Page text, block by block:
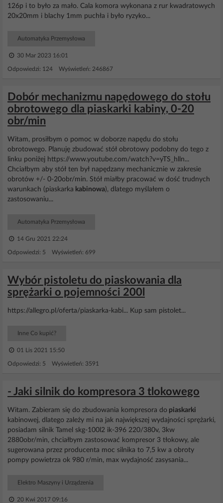
126p i to było za mało. Cala komora wykonana z rur kwadratowych
20x20mm i blachy 1mm puchła i było ryzyko...
Automatyka Przemysłowa
30 Mar 2023 16:01
Odpowiedzi: 124 Wyświetleń: 246867
Dobór mechanizmu napędowego do stołu
obrotowego dla piaskarki kabiny, 0-20
obr/min
Witam, prosiłbym o pomoc w doborze napędu do stołu
obrotowego. Planuję zbudować stół obrotowy podobny do tego z
linku poniżej https://www.youtube.com/watch?v=yTS_hlln...
Chciałbym aby stół ten był napędzany mechanicznie w zakresie
obrotów +/- 0-20obr/min. Stół miałby pracować w dość trudnych
warunkach (piaskarka kabinowa), dlatego myślałem o
zastosowaniu...
Automatyka Przemysłowa
14 Gru 2021 22:24
Odpowiedzi: 5 Wyświetleń: 699
Wybór pistoletu do piaskowania dla
sprężarki o pojemności 200l
https://allegro.pl/oferta/piaskarka-kabi... Kup sam pistolet...
Inne Co kupić?
01 Lis 2021 15:50
Odpowiedzi: 5 Wyświetleń: 3591
- Jaki silnik do kompresora 3 tlokowego
Witam. Zabieram się do zbudowania kompresora do piaskarki
kabinowej, dlatego zależy mi na jak największej wydajności sprężarki,
posiadam silnik Tamel skg-100l2 ik-396 220/380v, 3kw
2880obr/min, chciałbym zastosować kompresor 3 tłokowy, ale
sugerowana przez producenta moc silnika to 7,5 kw a obroty
pompy powietrza ok 980 r/min, max wydajność zasysania...
Elektro Maszyny i Urządzenia
20 Kwi 2017 09:16